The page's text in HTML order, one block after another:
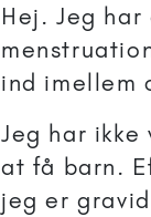
Hej. Jeg
ind imellem
Jeg har
at få barn.
jeg er